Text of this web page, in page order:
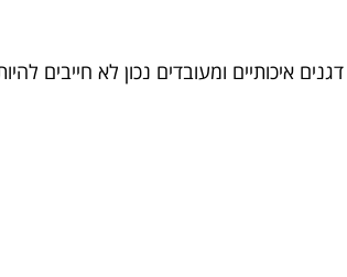
איכותיים ומעובדים נכון לא חייבים